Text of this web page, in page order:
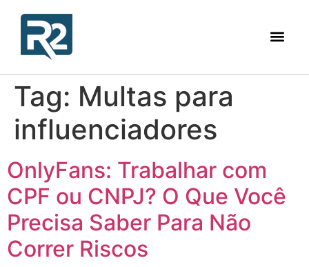
Tag: Multas para
influenciadores
OnlyFans: Trabalhar com
CPF ou CNPJ? O Que Você
Precisa Saber Para Não
Correr Riscos